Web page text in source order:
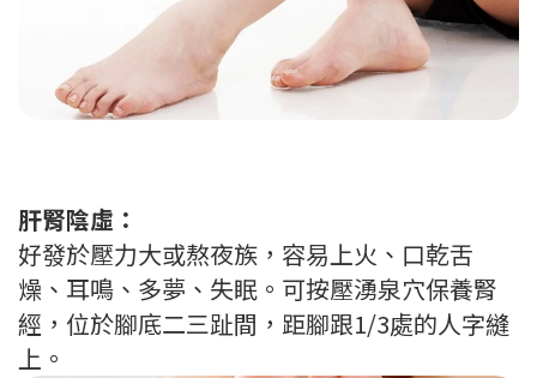
肝腎陰虛：
好發於壓力大或熬夜族，容易上火、口乾舌
燥、耳鳴、多夢、失眠。可按壓湧泉穴保養腎
經，位於腳底二三趾間，距腳跟1/3處的人字縫
上。